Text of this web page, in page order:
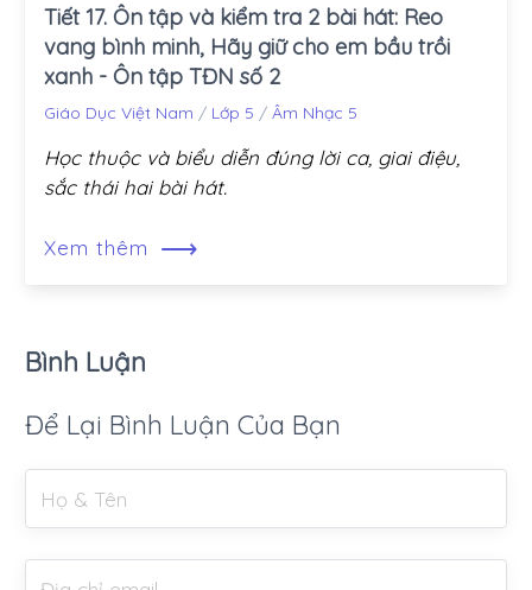
Tiết 17. Ôn tập và kiểm tra 2 bài hát: Reo
vang bình minh, Hãy giữ cho em bầu trồi
xanh - Ôn tập TĐN số 2
Giáo Dục Việt Nam / Lớp 5 / Âm Nhạc 5
Học thuộc và biểu diễn đúng lời ca, giai điệu,
sắc thái hai bài hát.
Xem thêm ⟶
Bình Luận
Để Lại Bình Luận Của Bạn